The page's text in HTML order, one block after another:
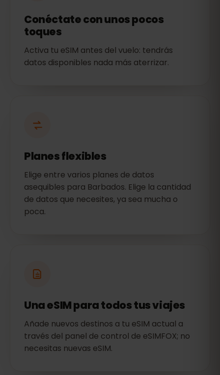
Conéctate con unos pocos
toques
Activa tu eSIM antes del vuelo: tendrás
datos disponibles nada más aterrizar.
Planes flexibles
Elige entre varios planes de datos
asequibles para Barbados. Elige la cantidad
de datos que necesites, ya sea mucha o
poca.
Una eSIM para todos tus viajes
Añade nuevos destinos a tu eSIM actual a
través del panel de control de eSIMFOX; no
necesitas nuevas eSIM.